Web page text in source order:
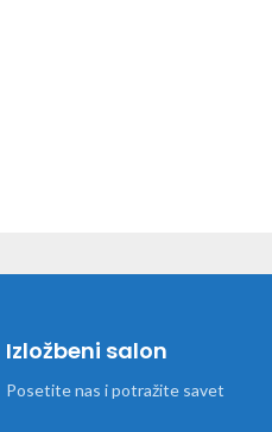
Izložbeni salon
Posetite nas i potražite savet